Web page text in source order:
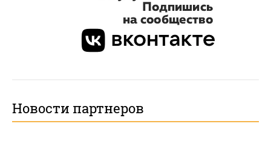
Новости партнеров